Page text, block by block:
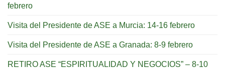
febrero
Visita del Presidente de ASE a Murcia: 14-16 febrero
Visita del Presidente de ASE a Granada: 8-9 febrero
RETIRO ASE “ESPIRITUALIDAD Y NEGOCIOS” – 8-10